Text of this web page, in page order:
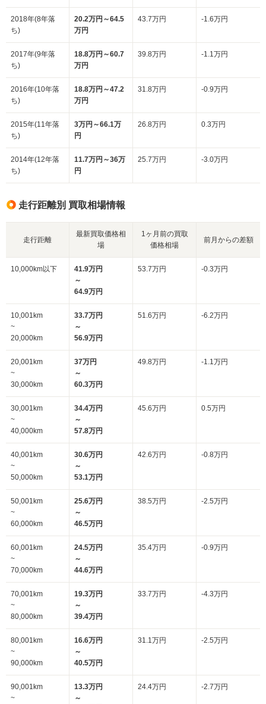
2018年(8年落
ち)
20.2万円～64.5
万円
43.7万円 -1.6万円
2017年(9年落
ち)
18.8万円～60.7
万円
39.8万円 -1.1万円
2016年(10年落
ち)
18.8万円～47.2
万円
31.8万円 -0.9万円
2015年(11年落
ち)
3万円～66.1万
円
26.8万円 0.3万円
2014年(12年落
ち)
11.7万円～36万
円
25.7万円 -3.0万円
走行距離別 買取相場情報
走行距離
最新買取価格相
場
1ヶ月前の買取
価格相場
前月からの差額
10,000km以下
41.9万円
～
64.9万円
53.7万円 -0.3万円
10,001km
~
20,000km
33.7万円
～
56.9万円
51.6万円 -6.2万円
20,001km
~
30,000km
37万円
～
60.3万円
49.8万円 -1.1万円
30,001km
~
40,000km
34.4万円
～
57.8万円
45.6万円 0.5万円
40,001km
~
50,000km
30.6万円
～
53.1万円
42.6万円 -0.8万円
50,001km
~
60,000km
25.6万円
～
46.5万円
38.5万円 -2.5万円
60,001km
~
70,000km
24.5万円
～
44.6万円
35.4万円 -0.9万円
70,001km
~
80,000km
19.3万円
～
39.4万円
33.7万円 -4.3万円
80,001km
~
90,000km
16.6万円
～
40.5万円
31.1万円 -2.5万円
90,001km
~
13.3万円
～
24.4万円 -2.7万円